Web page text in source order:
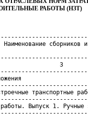
РАБОТЫ (НЗТ)
3
Выпуск 1. Ручные